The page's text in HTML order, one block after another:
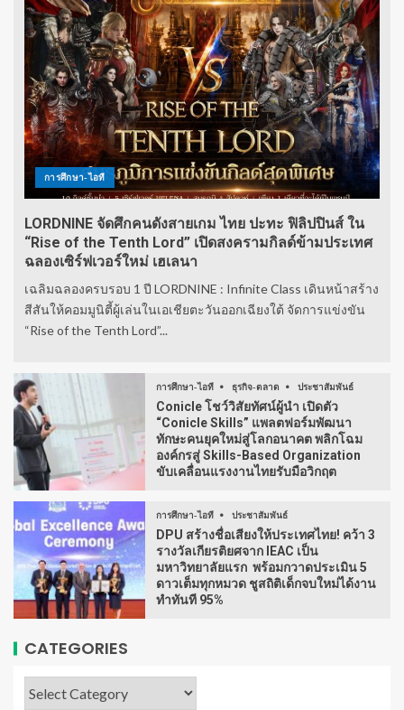
การศึกษา-ไอที
LORDNINE จัดศึกคนดังสายเกม ไทย ปะทะ ฟิลิปปินส์ ใน
“Rise of the Tenth Lord” เปิดสงครามกิลด์ข้ามประเทศ
ฉลองเซิร์ฟเวอร์ใหม่ เฮเลนา
เฉลิมฉลองครบรอบ 1 ปี LORDNINE : Infinite Class เดินหน้าสร้าง
สีสันให้คอมมูนิตี้ผู้เล่นในเอเชียตะวันออกเฉียงใต้ จัดการแข่งขัน
“Rise of the Tenth Lord”...
การศึกษา-ไอที ธุรกิจ-ตลาด ประชาสัมพันธ์
Conicle โชว์วิสัยทัศน์ผู้นำ เปิดตัว
“Conicle Skills” แพลตฟอร์มพัฒนา
ทักษะคนยุคใหม่สู่โลกอนาคต พลิกโฉม
องค์กรสู่ Skills-Based Organization
ขับเคลื่อนแรงงานไทยรับมือวิกฤต
การศึกษา-ไอที ประชาสัมพันธ์
DPU สร้างชื่อเสียงให้ประเทศไทย! คว้า 3
รางวัลเกียรติยศจาก IEAC เป็น
มหาวิทยาลัยแรก พร้อมกวาดประเมิน 5
ดาวเต็มทุกหมวด ชูสถิติเด็กจบใหม่ได้งาน
ทำทันที 95%
CATEGORIES